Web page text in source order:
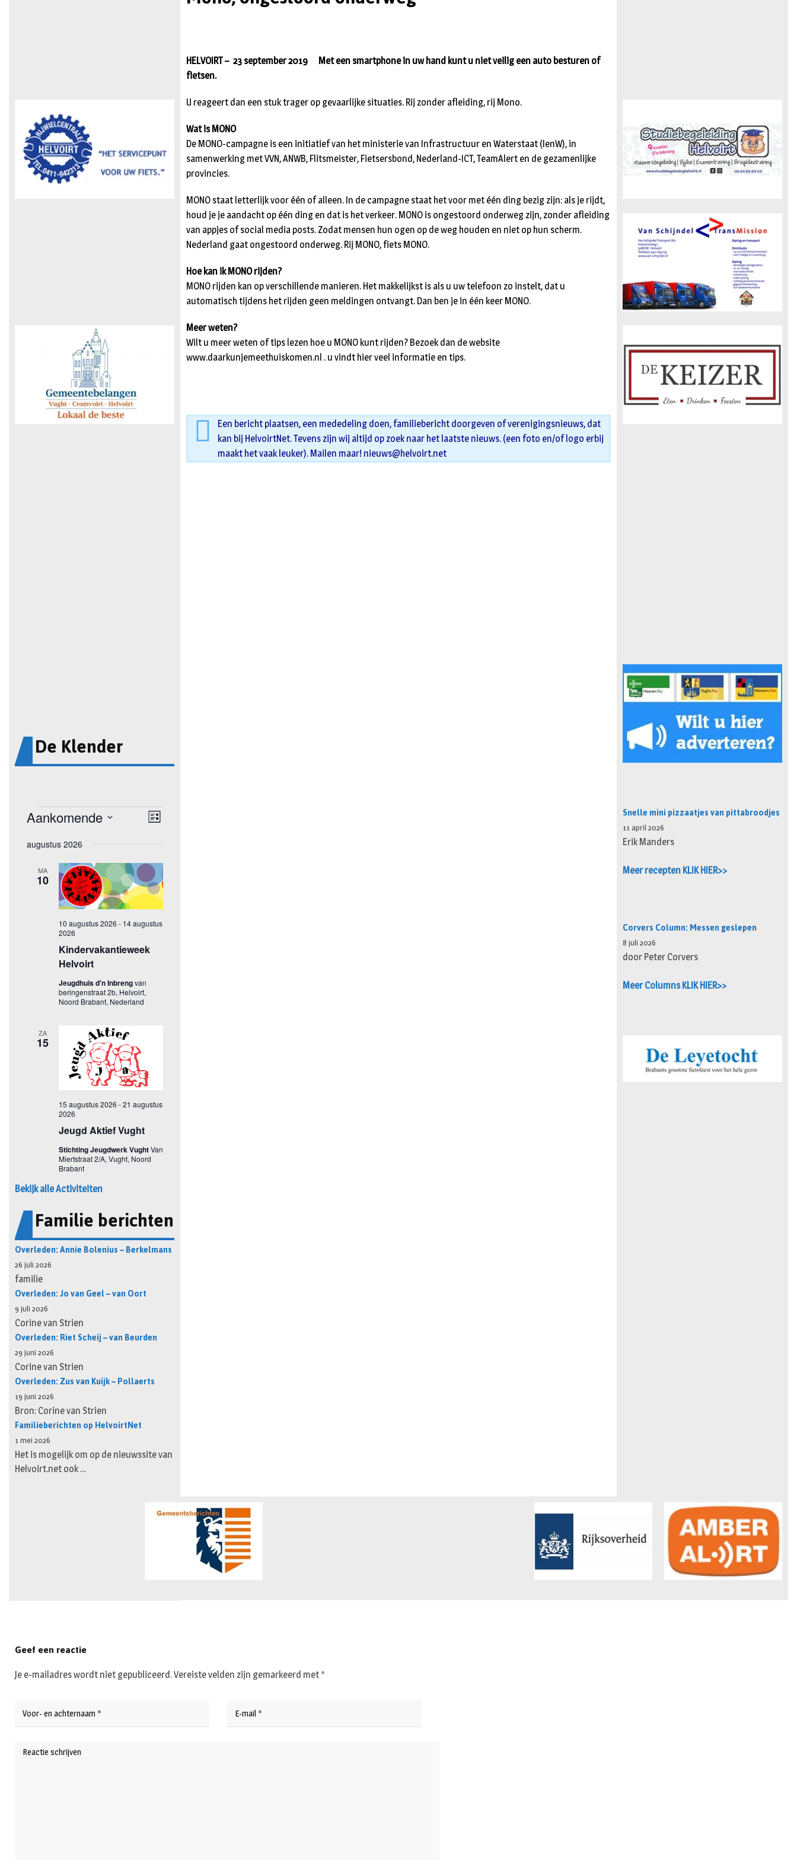
De Klender
Bekijk alle Activiteiten
Familie berichten
Overleden: Annie Bolenius – Berkelmans
26 juli 2026
familie
Overleden: Jo van Geel – van Oort
9 juli 2026
Corine van Strien
Overleden: Riet Scheij – van Beurden
29 juni 2026
Corine van Strien
Overleden: Zus van Kuijk – Pollaerts
19 juni 2026
Bron: Corine van Strien
Familieberichten op HelvoirtNet
1 mei 2026
Het is mogelijk om op de nieuwssite van
Helvoirt.net ook …
HELVOIRT – 23 september 2019 Met een smartphone in uw hand kunt u niet veilig een auto besturen of
fietsen.
U reageert dan een stuk trager op gevaarlijke situaties. Rij zonder afleiding, rij Mono.
Wat is MONO
De MONO-campagne is een initiatief van het ministerie van Infrastructuur en Waterstaat (IenW), in
samenwerking met VVN, ANWB, Flitsmeister, Fietsersbond, Nederland-ICT, TeamAlert en de gezamenlijke
provincies.
MONO staat letterlijk voor één of alleen. In de campagne staat het voor met één ding bezig zijn: als je rijdt,
houd je je aandacht op één ding en dat is het verkeer. MONO is ongestoord onderweg zijn, zonder afleiding
van appjes of social media posts. Zodat mensen hun ogen op de weg houden en niet op hun scherm.
Nederland gaat ongestoord onderweg. Rij MONO, fiets MONO.
Hoe kan ik MONO rijden?
MONO rijden kan op verschillende manieren. Het makkelijkst is als u uw telefoon zo instelt, dat u
automatisch tijdens het rijden geen meldingen ontvangt. Dan ben je in één keer MONO.
Meer weten?
Wilt u meer weten of tips lezen hoe u MONO kunt rijden? Bezoek dan de website
www.daarkunjemeethuiskomen.nl . u vindt hier veel informatie en tips.
Een bericht plaatsen, een mededeling doen, familiebericht doorgeven of verenigingsnieuws, dat
kan bij HelvoirtNet. Tevens zijn wij altijd op zoek naar het laatste nieuws. (een foto en/of logo erbij
maakt het vaak leuker). Mailen maar! nieuws@helvoirt.net
Snelle mini pizzaatjes van pittabroodjes
11 april 2026
Erik Manders
Meer recepten KLIK HIER>>
Corvers Column: Messen geslepen
8 juli 2026
door Peter Corvers
Meer Columns KLIK HIER>>
Geef een reactie
Je e-mailadres wordt niet gepubliceerd.Vereiste velden zijn gemarkeerd met *